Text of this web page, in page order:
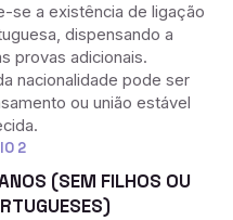
se a existência de ligação
dispensando a
provas adicionais.
nacionalidade pode ser
ou união estável
2
(SEM FILHOS OU